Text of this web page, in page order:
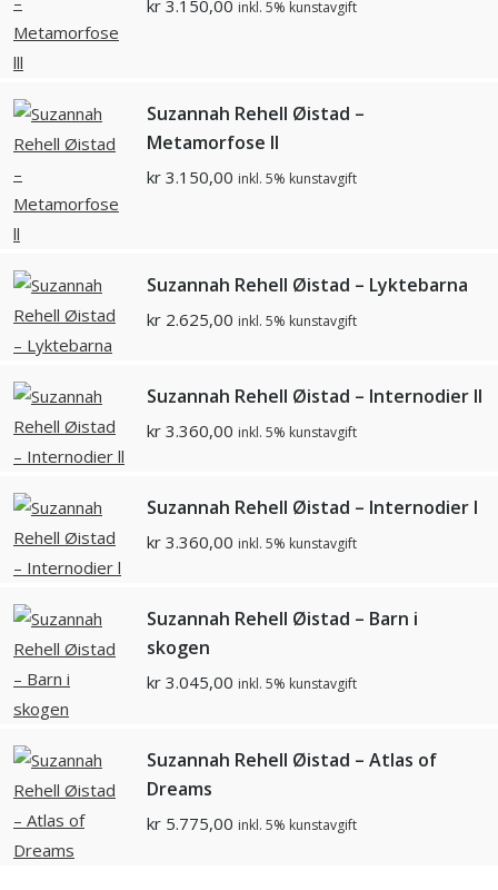
kr 3.150,00 inkl. 5% kunstavgift
Suzannah Rehell Øistad –
Metamorfose ll
kr 3.150,00 inkl. 5% kunstavgift
Suzannah Rehell Øistad – Lyktebarna
kr 2.625,00 inkl. 5% kunstavgift
Suzannah Rehell Øistad – Internodier ll
kr 3.360,00 inkl. 5% kunstavgift
Suzannah Rehell Øistad – Internodier l
kr 3.360,00 inkl. 5% kunstavgift
Suzannah Rehell Øistad – Barn i
skogen
kr 3.045,00 inkl. 5% kunstavgift
Suzannah Rehell Øistad – Atlas of
Dreams
kr 5.775,00 inkl. 5% kunstavgift